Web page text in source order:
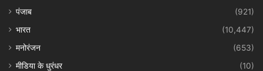
पंजाब
(921)
भारत
(10,447)
मनोरंजन
(653)
मीडिया के धुरंधर
(10)